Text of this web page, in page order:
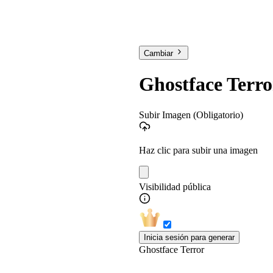
Cambiar
Ghostface
Subir Imagen (Obligatorio)
Haz clic para subir una imagen
Visibilidad pública
Inicia sesión para generar
Ghostface Terror